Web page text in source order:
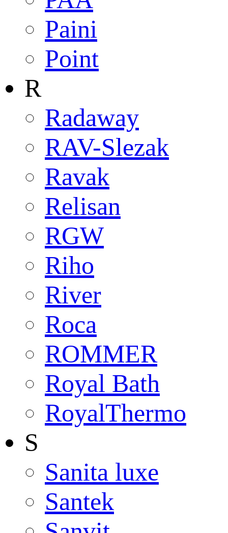
Paini
Point
R
Radaway
RAV-Slezak
Ravak
Relisan
RGW
Riho
River
Roca
ROMMER
Royal Bath
RoyalThermo
S
Sanita luxe
Santek